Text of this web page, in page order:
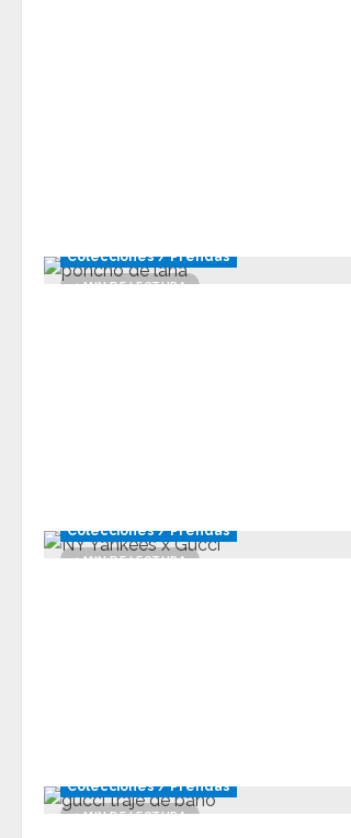
1 MIN DE LECTURA
Colecciones / Prendas
1 MIN DE LECTURA
Colecciones / Prendas
1 MIN DE LECTURA
Colecciones / Prendas